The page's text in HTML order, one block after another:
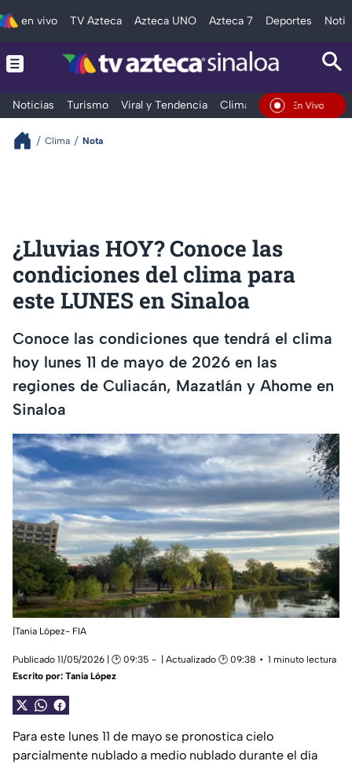
en vivo TV Azteca Azteca UNO Azteca 7 Deportes
Noticias Turismo Viral y Tendencia Clima Deportes
En Vivo
Clima Nota
¿Lluvias HOY? Conoce las
condiciones del clima para
este LUNES en Sinaloa
Conoce las condiciones que tendrá el clima
hoy lunes 11 de mayo de 2026 en las
regiones de Culiacán, Mazatlán y Ahome en
Sinaloa
|Tania López- FIA
Publicado 11/05/2026 | 🕑 09:35 | Actualizado 🕑 09:38
1 minuto lectura
Escrito por: Tania López
Para este lunes 11 de mayo se pronostica cielo
parcialmente nublado a medio nublado durante el día